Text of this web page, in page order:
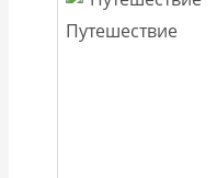
Путешествие